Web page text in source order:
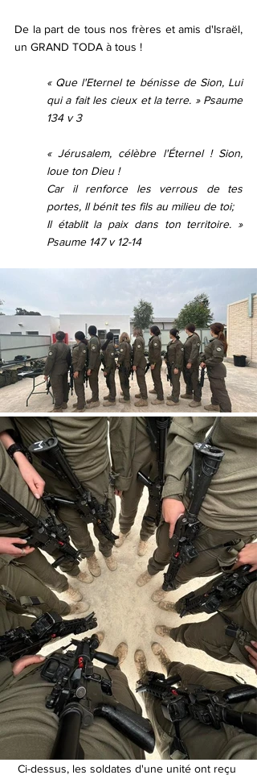
De la part de tous nos frères et amis d'Israël,
un GRAND TODA à tous !
« Que l'Eternel te bénisse de Sion, Lui
qui a fait les cieux et la terre. » Psaume
134 v 3
« Jérusalem, célèbre l'Éternel ! Sion,
loue ton Dieu !
Car il renforce les verrous de tes
portes, Il bénit tes fils au milieu de toi;
Il établit la paix dans ton territoire. »
Psaume 147 v 12-14
Ci-dessus, les soldates d'une unité ont reçu